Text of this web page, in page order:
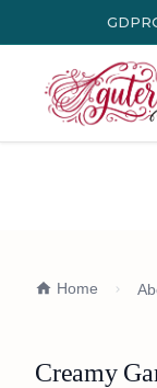
GDPR
Home
Creamy